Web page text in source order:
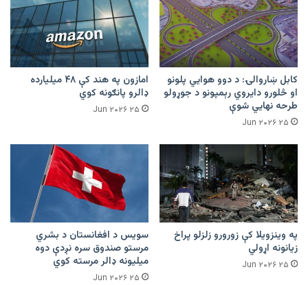
کابل ښاروالۍ: د دوو هوايي پلونو
او څلورو دایروي رېمپونو د جوړولو
طرحه نهایي شوې
۲۵ Jun ۲۰۲۶
امازون په هند کې ۴۸ میلیارده
ډالرو پانګونه کوي
۲۵ Jun ۲۰۲۶
په وینزویلا کې زورورو زلزلو پراخ
زیانونه اړولي
۲۵ Jun ۲۰۲۶
سویس د افغانستان د بشري
مرستو صندوق سره نږدې دوه
میلیونه ډالر مرسته کوي
۲۵ Jun ۲۰۲۶